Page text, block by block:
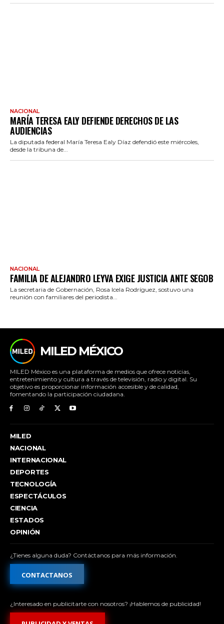
NACIONAL
MARÍA TERESA EALY DEFIENDE DERECHOS DE LAS
AUDIENCIAS
La diputada federal María Teresa Ealy Díaz defendió este miércoles,
desde la tribuna de...
NACIONAL
FAMILIA DE ALEJANDRO LEYVA EXIGE JUSTICIA ANTE SEGOB
La secretaria de Gobernación, Rosa Icela Rodríguez, sostuvo una
reunión con familiares del periodista...
MILED MÉXICO
MILED México es una plataforma de medios que ofrece noticias,
entretenimiento y cultura a través de televisión, radio y digital. Su
objetivo es proporcionar información accesible y de calidad,
fomentando la participación ciudadana.
MILED
NACIONAL
INTERNACIONAL
DEPORTES
TECNOLOGÍA
ESPECTÁCULOS
CIENCIA
ESTADOS
OPINIÓN
¿Tienes alguna duda? Contáctanos para más información.
CONTACTANOS
¿Interesado en publicitarte con nosotros? ¡Hablemos de publicidad!